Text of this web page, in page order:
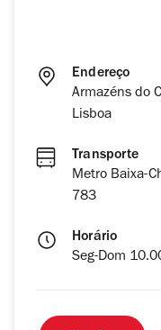
Endereço
Armazéns do
Lisboa
Transporte
Metro Baixa-
783
Horário
Seg-Dom